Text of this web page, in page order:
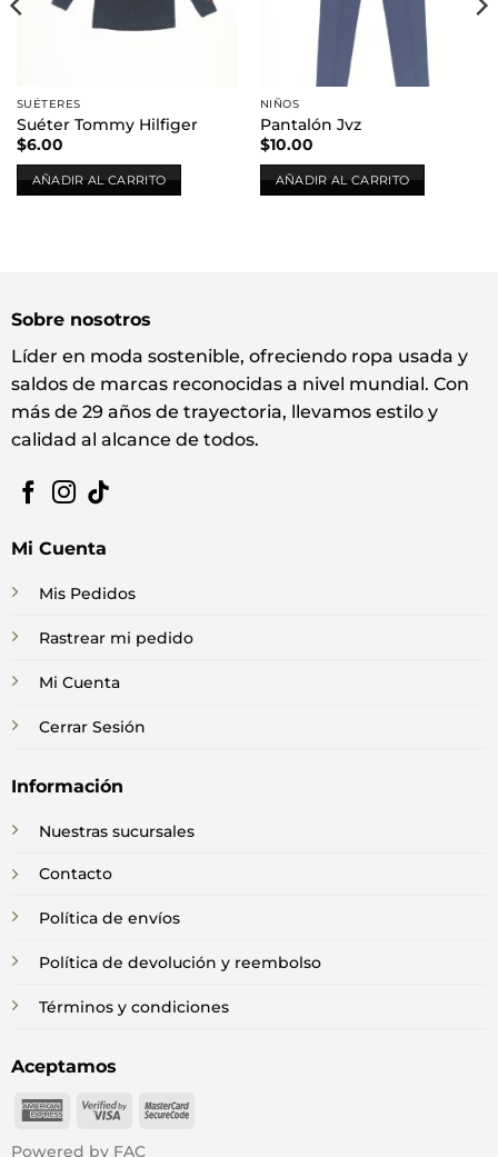
SUÉTERES
Suéter Tommy Hilfiger
$6.00
AÑADIR AL CARRITO
NIÑOS
Pantalón Jvz
$10.00
AÑADIR AL CARRITO
Sobre nosotros
Líder en moda sostenible, ofreciendo ropa usada y
saldos de marcas reconocidas a nivel mundial. Con
más de 29 años de trayectoria, llevamos estilo y
calidad al alcance de todos.
Mi Cuenta
Mis Pedidos
Rastrear mi pedido
Mi Cuenta
Cerrar Sesión
Información
Nuestras sucursales
Contacto
Política de envíos
Política de devolución y reembolso
Términos y condiciones
Aceptamos
American
Visa
MasterCard
Powered by FAC